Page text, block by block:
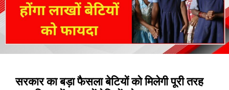
सरकार का बड़ा फैसला बेटियों को मिलेगी पूरी तरह